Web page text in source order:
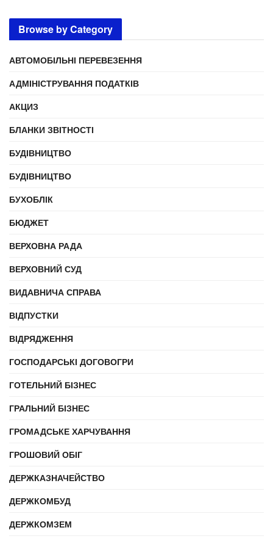
Browse by Category
АВТОМОБІЛЬНІ ПЕРЕВЕЗЕННЯ
АДМІНІСТРУВАННЯ ПОДАТКІВ
АКЦИЗ
БЛАНКИ ЗВІТНОСТІ
БУДІВНИЦТВО
БУДІВНИЦТВО
БУХОБЛІК
БЮДЖЕТ
ВЕРХОВНА РАДА
ВЕРХОВНИЙ СУД
ВИДАВНИЧА СПРАВА
ВІДПУСТКИ
ВІДРЯДЖЕННЯ
ГОСПОДАРСЬКІ ДОГОВОГРИ
ГОТЕЛЬНИЙ БІЗНЕС
ГРАЛЬНИЙ БІЗНЕС
ГРОМАДСЬКЕ ХАРЧУВАННЯ
ГРОШОВИЙ ОБІГ
ДЕРЖКАЗНАЧЕЙСТВО
ДЕРЖКОМБУД
ДЕРЖКОМЗЕМ